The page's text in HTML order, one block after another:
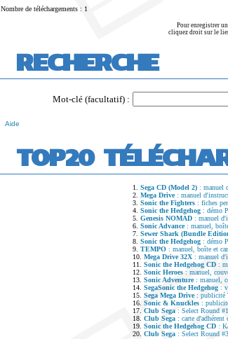
Nombre de téléchargements : 1
Pour enregistrer
cliquez droit sur le
RECHERCHE
Mot-clé (facultatif) :
Aide
TOP20
1. Sega CD (Model 2) : manuel
2. Mega Drive: manuel
3. Sonic the Fighters : fiches
4. Sonic the Hedgehog : démo
5. Genesis NOMAD : manuel
6. Sonic Advance: manuel,
7. Sewer Shark (Bundle
8. Sonic the Hedgehog : démo
9. TEMPO : manuel, boîte et
10. Mega Drive 32X : manuel
11. Sonic the Hedgehog CD :
12. Sonic Heroes : manuel,
13. Sonic Adventure: manuel,
14. SegaSonic the Hedgehog :
15. Sega Mega Drive: publicité
16. Sonic & Knuckles :
17. Club Sega : Select Round
18. Club Sega : carte d'adhérent
19. Sonic the Hedgehog CD :
20. Club Sega : Select Round